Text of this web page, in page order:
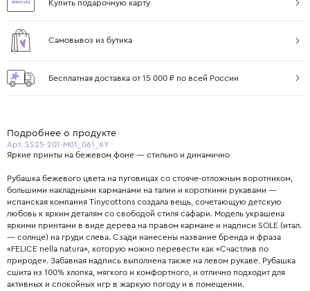
Самовывоз из бутика
Бесплатная доставка от 15 000 ₽ по всей России
Подробнее о продукте
Арт. SS25-201-M01_061_6Y
Яркие принты на бежевом фоне — стильно и динамично
Рубашка бежевого цвета на пуговицах со стояче-отложным воротником,
большими накладными карманами на талии и короткими рукавами —
испанская компания Tinycottons создала вещь, сочетающую детскую
любовь к ярким деталям со свободой стиля сафари. Модель украшена
яркими принтами в виде дерева на правом кармане и надписи SOLE (итал.
— солнце) на груди слева. Сзади нанесены название бренда и фраза
«FELICE nella natura», которую можно перевести как «Счастлив по
природе». Забавная надпись выполнена также на левом рукаве. Рубашка
сшита из 100% хлопка, мягкого и комфортного, и отлично подходит для
активных и спокойных игр в жаркую погоду и в помещении.